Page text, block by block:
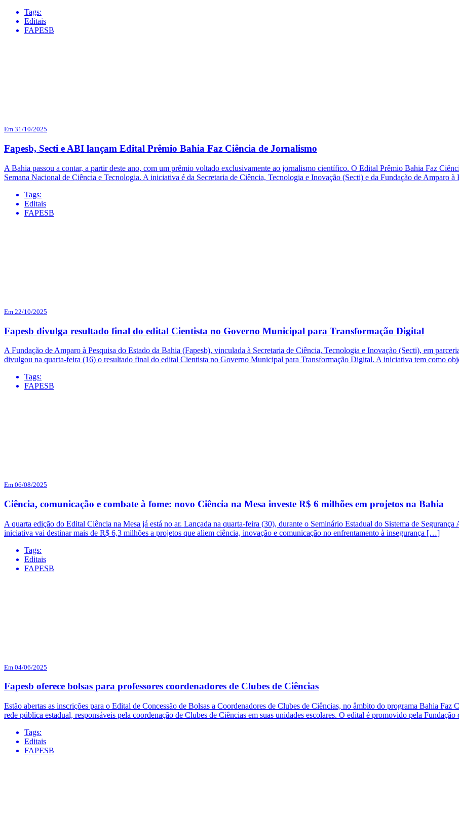
Tags:
Editais
FAPESB
Em 31/10/2025
Fapesb, Secti e ABI lançam Edital Prêmio Bahia Faz Ciência de Jornalismo
A Bahia passou a contar, a partir deste ano, com um prêmio voltado exclusivamente ao jornalismo científico. O Edital Prêmio Bahia Faz
Semana Nacional de Ciência e Tecnologia. A iniciativa é da Secretaria de Ciência, Tecnologia e Inovação (Secti) e da Fundação de Amparo
Tags:
Editais
FAPESB
Em 22/10/2025
Fapesb divulga resultado final do edital Cientista no Governo Municipal para Transformação Digital
A Fundação de Amparo à Pesquisa do Estado da Bahia (Fapesb), vinculada à Secretaria de Ciência, Tecnologia e Inovação (Secti), em
divulgou na quarta-feira (16) o resultado final do edital Cientista no Governo Municipal para Transformação Digital. A iniciativa tem como
Tags:
FAPESB
Em 06/08/2025
Ciência, comunicação e combate à fome: novo Ciência na Mesa investe R$ 6 milhões em projetos na Bahia
A quarta edição do Edital Ciência na Mesa já está no ar. Lançada na quarta-feira (30), durante o Seminário Estadual do Sistema de
iniciativa vai destinar mais de R$ 6,3 milhões a projetos que aliem ciência, inovação e comunicação no enfrentamento à insegurança […]
Tags:
Editais
FAPESB
Em 04/06/2025
Fapesb oferece bolsas para professores coordenadores de Clubes de Ciências
Estão abertas as inscrições para o Edital de Concessão de Bolsas a Coordenadores de Clubes de Ciências, no âmbito do programa Bahia
rede pública estadual, responsáveis pela coordenação de Clubes de Ciências em suas unidades escolares. O edital é promovido pela
Tags:
Editais
FAPESB